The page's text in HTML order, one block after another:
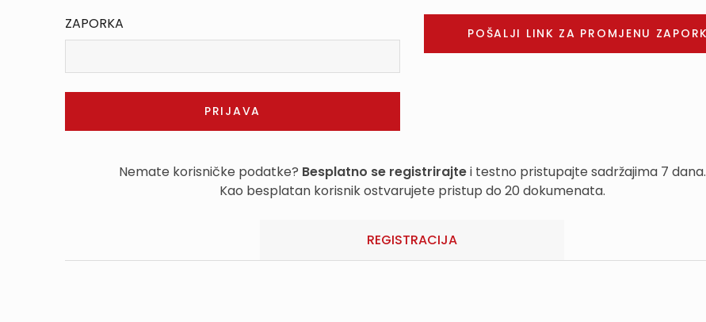
ZAPORKA
Nemate korisničke podatke? Besplatno se registrirajtei testno pristupajte sadržajima 7 dana.
Kao besplatan korisnik ostvarujete pristup do 20 dokumenata.
REGISTRACIJA